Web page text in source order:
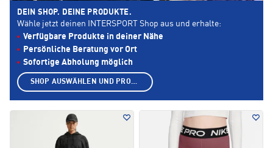
DEIN SHOP. DEINE PRODUKTE.
Wähle jetzt deinen INTERSPORT Shop aus und erhalte:
Verfügbare Produkte in deiner Nähe
Persönliche Beratung vor Ort
Sofortige Abholung möglich
SHOP AUSWÄHLEN UND PRODUKTE ANZEIGEN